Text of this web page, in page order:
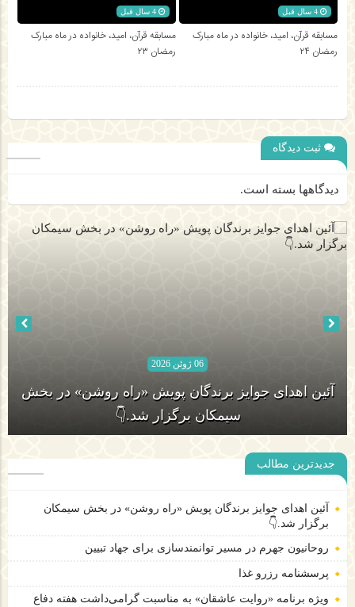
4 سال قبل
مسابقه قرآن، امید، خانواده در ماه مبارک
رمضان ۲۴
مسابقه قرآن، امید، خانواده در ماه مبارک
رمضان ۲۳
ثبت دیدگاه
دیدگاهها بسته است.
06 ژوئن 2026
آئین اهدای جوایز برندگان پویش «راه روشن» در بخش
روحانیون جهرم در مسیر توانمندسازی برای جهاد تبیین
جدیدترین مطالب
آئین اهدای جوایز برندگان پویش «راه روشن» در بخش سیمکان
برگزار شد.👇
روحانیون جهرم در مسیر توانمندسازی برای جهاد تبیین
پرسشنامه رزرو غذا
ویژه برنامه «روایت عاشقان» به مناسبت گرامی‌داشت هفته دفاع